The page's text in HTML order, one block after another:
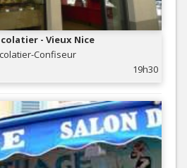
- Vieux Nice
Confiseur
19h30